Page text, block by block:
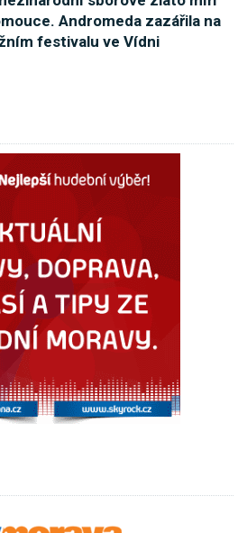
Andromeda zazářila na
festivalu ve Vídni